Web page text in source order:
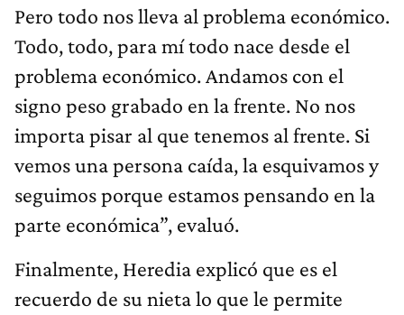
Pero todo nos lleva al problema económico.
Todo, todo, para mí todo nace desde el
problema económico. Andamos con el
signo peso grabado en la frente. No nos
importa pisar al que tenemos al frente. Si
vemos una persona caída, la esquivamos y
seguimos porque estamos pensando en la
parte económica”, evaluó.
Finalmente, Heredia explicó que es el
recuerdo de su nieta lo que le permite